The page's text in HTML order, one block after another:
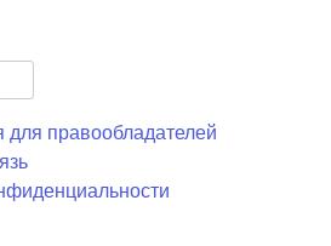
правообладателей